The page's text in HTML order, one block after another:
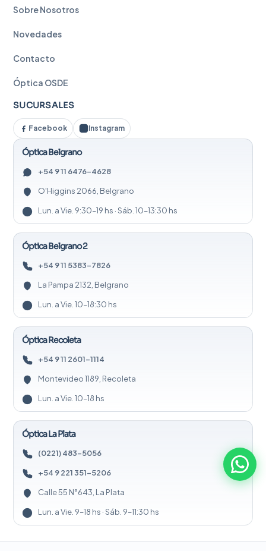
Sobre Nosotros
Novedades
Contacto
Óptica OSDE
SUCURSALES
Facebook Instagram
Óptica Belgrano
+54 9 11 6476-4628
O'Higgins 2066, Belgrano
Lun. a Vie. 9:30–19 hs · Sáb. 10–13:30 hs
Óptica Belgrano 2
+54 9 11 5383-7826
La Pampa 2132, Belgrano
Lun. a Vie. 10–18:30 hs
Óptica Recoleta
+54 9 11 2601-1114
Montevideo 1189, Recoleta
Lun. a Vie. 10–18 hs
Óptica La Plata
(0221) 483-5056
+54 9 221 351-5206
Calle 55 N°643, La Plata
Lun. a Vie. 9–18 hs · Sáb. 9–11:30 hs